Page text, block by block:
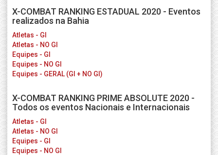
X-COMBAT RANKING ESTADUAL 2020 - Eventos
realizados na Bahia
Atletas - GI
Atletas - NO GI
Equipes - GI
Equipes - NO GI
Equipes - GERAL (GI + NO GI)
X-COMBAT RANKING PRIME ABSOLUTE 2020 -
Todos os eventos Nacionais e Internacionais
Atletas - GI
Atletas - NO GI
Equipes - GI
Equipes - NO GI